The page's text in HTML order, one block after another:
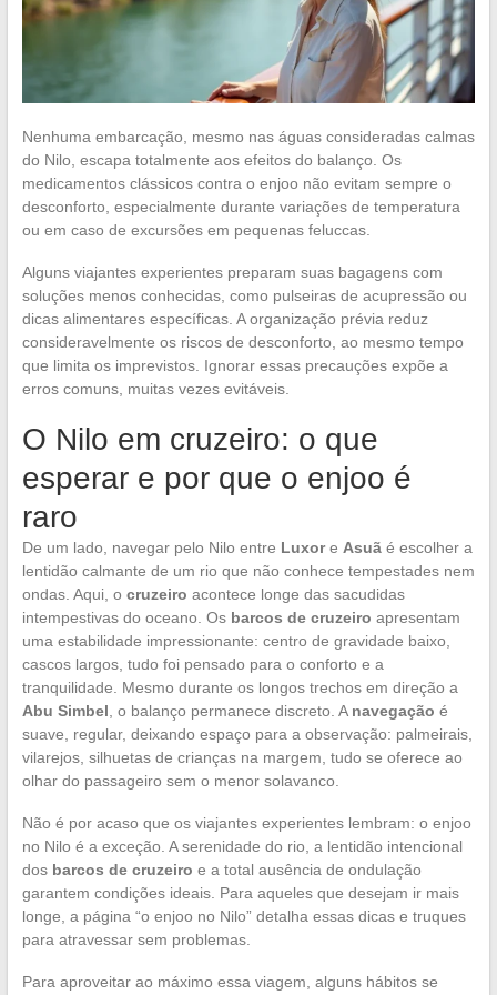
Nenhuma embarcação, mesmo nas águas consideradas calmas
do Nilo, escapa totalmente aos efeitos do balanço. Os
medicamentos clássicos contra o enjoo não evitam sempre o
desconforto, especialmente durante variações de temperatura
ou em caso de excursões em pequenas feluccas.
Alguns viajantes experientes preparam suas bagagens com
soluções menos conhecidas, como pulseiras de acupressão ou
dicas alimentares específicas. A organização prévia reduz
consideravelmente os riscos de desconforto, ao mesmo tempo
que limita os imprevistos. Ignorar essas precauções expõe a
erros comuns, muitas vezes evitáveis.
O Nilo em cruzeiro: o que
esperar e por que o enjoo é
raro
De um lado, navegar pelo Nilo entre Luxore Asuãé escolher a
lentidão calmante de um rio que não conhece tempestades nem
ondas. Aqui, o cruzeiro acontece longe das sacudidas
intempestivas do oceano. Os barcos de cruzeiro apresentam
uma estabilidade impressionante: centro de gravidade baixo,
cascos largos, tudo foi pensado para o conforto e a
tranquilidade. Mesmo durante os longos trechos em direção a
Abu Simbel , o balanço permanece discreto. A navegação é
suave, regular, deixando espaço para a observação: palmeirais,
vilarejos, silhuetas de crianças na margem, tudo se oferece ao
olhar do passageiro sem o menor solavanco.
Não é por acaso que os viajantes experientes lembram: o enjoo
no Nilo é a exceção. A serenidade do rio, a lentidão intencional
dos barcos de cruzeiro e a total ausência de ondulação
garantem condições ideais. Para aqueles que desejam ir mais
longe, a página “o enjoo no Nilo” detalha essas dicas e truques
para atravessar sem problemas.
Para aproveitar ao máximo essa viagem, alguns hábitos se